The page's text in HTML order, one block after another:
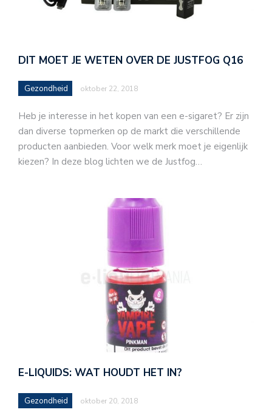
DIT MOET JE WETEN OVER DE JUSTFOG Q16
Gezondheid oktober 22, 2018
Heb je interesse in het kopen van een e-sigaret? Er zijn
dan diverse topmerken op de markt die verschillende
producten aanbieden. Voor welk merk moet je eigenlijk
kiezen? In deze blog lichten we de Justfog…
E-LIQUIDS: WAT HOUDT HET IN?
Gezondheid oktober 20, 2018